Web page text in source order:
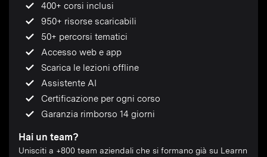
400+ corsi inclusi
950+ risorse scaricabili
50+ percorsi tematici
Accesso web e app
Scarica le lezioni offline
Assistente AI
Certificazione per ogni corso
Garanzia rimborso 14 giorni
Hai un team?
Unisciti a +800 team aziendali che si formano già su Learnn